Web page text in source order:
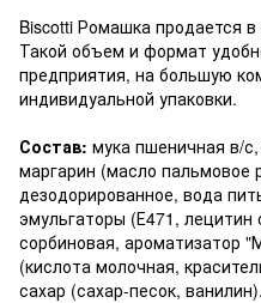
Biscotti Ромашка продается в
Такой объем и формат
предприятия, на большую
индивидуальной упаковки.
Состав: мука пшеничная в/
маргарин (масло пальмовое
дезодорированное, вода
эмульгаторы (Е471, лецитин
сорбиновая, ароматизатор
(кислота молочная,
сахар (сахар-песок, ванилин).